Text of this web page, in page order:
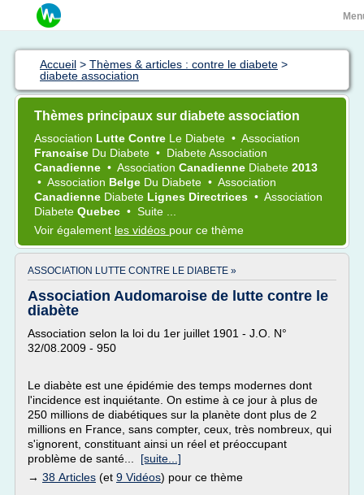
Accueil > Thèmes & articles : contre le diabete >
diabete association
Thèmes principaux sur diabete association
Association Lutte Contre Le Diabete • Association
Francaise Du Diabete • Diabete Association
Canadienne • Association Canadienne Diabete 2013
• Association Belge Du Diabete • Association
Canadienne Diabete Lignes Directrices • Association
Diabete Quebec • Suite ...
Voir également les vidéos pour ce thème
ASSOCIATION LUTTE CONTRE LE DIABETE »
Association Audomaroise de lutte contre le
diabète
Association selon la loi du 1er juillet 1901 - J.O. N°
32/08.2009 - 950
Le diabète est une épidémie des temps modernes dont
l'incidence est inquiétante. On estime à ce jour à plus de
250 millions de diabétiques sur la planète dont plus de 2
millions en France, sans compter, ceux, très nombreux, qui
s'ignorent, constituant ainsi un réel et préoccupant
problème de santé... [suite...]
→ 38 Articles (et 9 Vidéos) pour ce thème